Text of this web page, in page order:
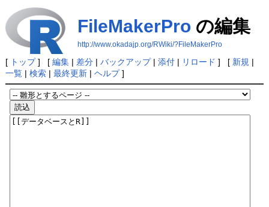
FileMakerProの編集
http://www.okadajp.org/RWiki/?FileMakerPro
[ トップ] [ 編集| 差分| バックアップ| 添付| リロード ] [ 新規 |
一覧| 検索| 最終更新| ヘルプ]